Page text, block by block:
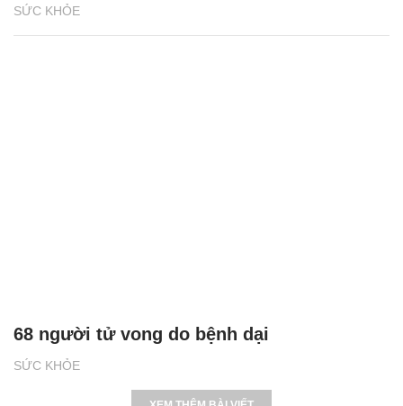
SỨC KHỎE
SỨC KHỎE
68 người tử vong do bệnh dại